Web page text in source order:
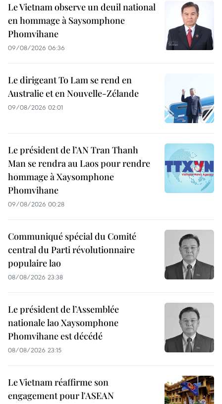
Le Vietnam observe un deuil national
en hommage à Saysomphone
Phomvihane
09/08/2026 06:36
Le dirigeant To Lam se rend en
Australie et en Nouvelle-Zélande
09/08/2026 02:01
Le président de l’AN Tran Thanh
Man se rendra au Laos pour rendre
hommage à Xaysomphone
Phomvihane
09/08/2026 00:28
Communiqué spécial du Comité
central du Parti révolutionnaire
populaire lao
08/08/2026 23:38
Le président de l’Assemblée
nationale lao Xaysomphone
Phomvihane est décédé
08/08/2026 23:15
Le Vietnam réaffirme son
engagement pour l'ASEAN